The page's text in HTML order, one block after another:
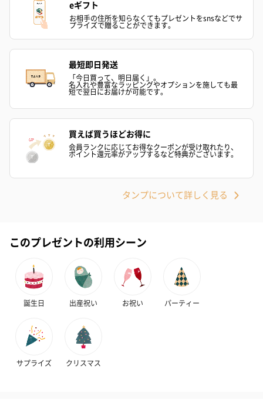
愛らしいぬいぐるみを同梱してお届けします。
誕生日・記念日・出産祝いなどのシーンにおすすめです。
フラワーテディベア
（2,390円）
テディベア（バニラ）
（1,760円）
ル）（1,760円
への＋αにおすすめです。
アールグレイ（HAPPY
BIRTHDAY TO YOU）
eギフト
お相手の住所を知らなくてもプレゼントをsnsなどでサ
プライズで贈ることができます。
最短即日発送
「今日買って、明日届く」。
名入れや豊富なラッピングやオプションを施しても最
短で翌日にお届けが可能です。
買えば買うほどお得に
会員ランクに応じてお得なクーポンが受け取れたり、
ポイント還元率がアップするなど特典がございます。
タンプについて詳しく見る
このプレゼントの利用シーン
誕生日 出産祝い お祝い パーティー
サプライズ クリスマス